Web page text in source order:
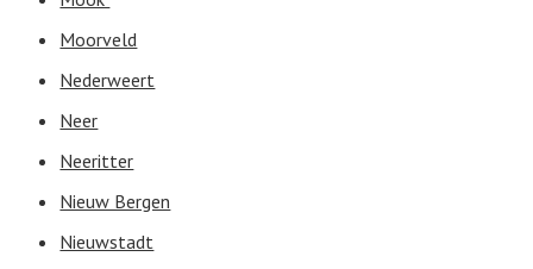
Moorveld
Nederweert
Neer
Neeritter
Nieuw Bergen
Nieuwstadt